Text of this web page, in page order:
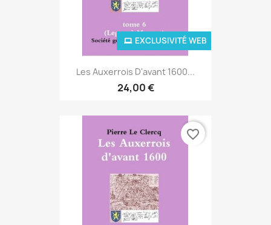
Les Auxerrois D'avant 1600...
24,00 €
EXCLUSIVITÉ WEB
favorite_border